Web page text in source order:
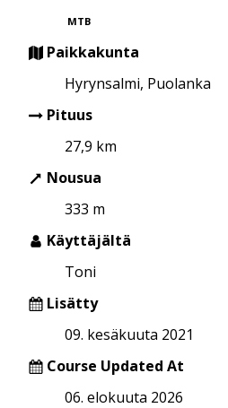
MTB
Paikkakunta
Hyrynsalmi, Puolanka
Pituus
27,9 km
Nousua
333 m
Käyttäjältä
Toni
Lisätty
09. kesäkuuta 2021
Course Updated At
06. elokuuta 2026